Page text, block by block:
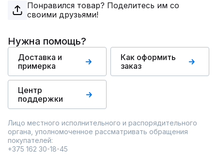
Понравился товар? Поделитесь им со
своими друзьями!
Нужна помощь?
Доставка и
примерка
Как оформить
заказ
Центр
поддержки
Лицо местного исполнительного и распорядительного
органа, уполномоченное рассматривать обращения
покупателей:
+375 162 30-18-45